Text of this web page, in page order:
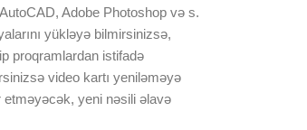
Adobe Photoshop və s.
yükləyə bilmirsinizsə,
proqramlardan istifadə
video kartı yeniləməyə
yeni nəsili əlavə